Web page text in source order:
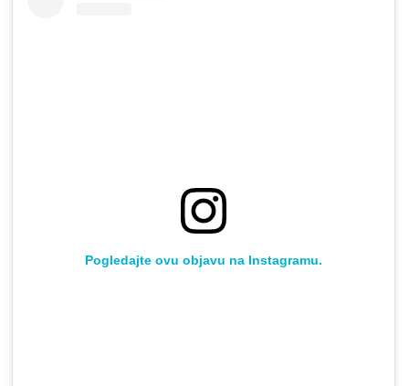
Pogledajte ovu objavu na Instagramu.